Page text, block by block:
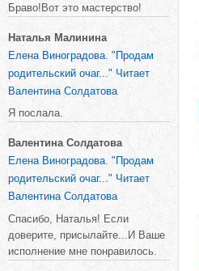
Браво!Вот это мастерство!
Наталья Малинина
Елена Виноградова. "Продам
родительский очаг..." Читает
Валентина Солдатова
Я послала.
Валентина Солдатова
Елена Виноградова. "Продам
родительский очаг..." Читает
Валентина Солдатова
Спасибо, Наталья! Если
доверите, присылайте...И Ваше
исполнение мне понравилось.